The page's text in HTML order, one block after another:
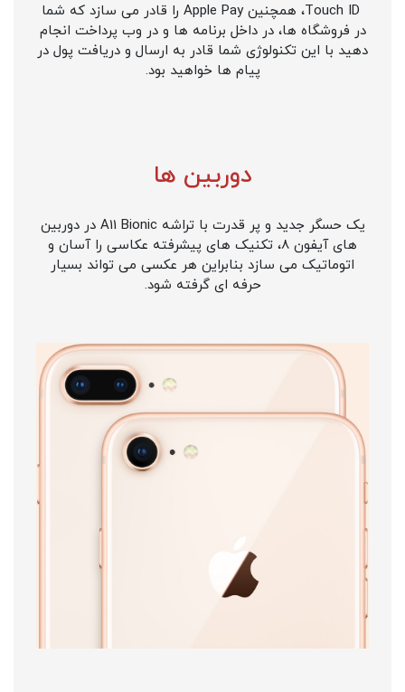
Touch ID، همچنین Apple Pay را قادر می سازد که شما
در فروشگاه ها، در داخل برنامه ها و در وب پرداخت انجام
دهید با این تکنولوژی شما قادر به ارسال و دریافت پول در
پیام ها خواهید بود.
دوربین ها
یک حسگر جدید و پر قدرت با تراشه A11 Bionic در دوربین
های آیفون 8، تکنیک های پیشرفته عکاسی را آسان و
اتوماتیک می سازد بنابراین هر عکسی می تواند بسیار
حرفه ای گرفته شود.